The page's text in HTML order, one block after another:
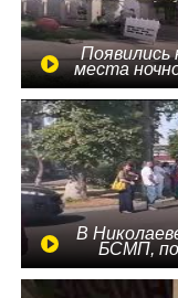
Появились
места
В
БСМП,